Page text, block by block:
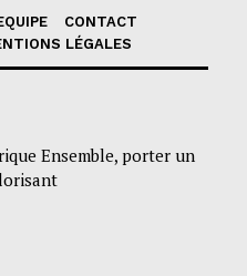
CONTACT
LÉGALES
Ensemble, porter un